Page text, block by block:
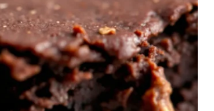
V
i